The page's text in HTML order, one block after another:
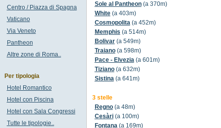
Sole al Pantheon(a 370m)
White(a 403m)
Cosmopolita(a 452m)
Memphis (a 514m)
Bolivar(a 549m)
Traiano(a 598m)
Pace - Elvezia(a 601m)
Tiziano(a 632m)
Sistina(a 641m)
3 stelle
Regno(a 48m)
Cesàri(a 100m)
Fontana(a 169m)
Centro / Piazza di Spagna
Vaticano
Via Veneto
Pantheon
Altre zone di Roma..
Per tipologia
Hotel Romantico
Hotel con Piscina
Hotel con Sala Congressi
Tutte le tipologie..